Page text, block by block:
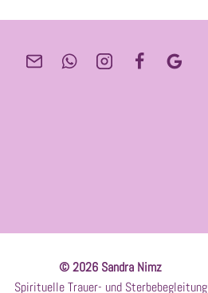
© 2026 Sandra Nimz
Spirituelle Trauer- und Sterbebegleitung